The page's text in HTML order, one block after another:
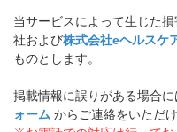
当サービスによって生じた
社および株式会社eヘルスケ
ものとします。
掲載情報に誤りがある場合に
ォーム からご連絡をいただ